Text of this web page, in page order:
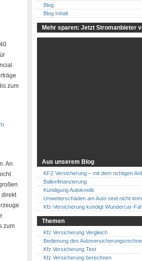
zum
An
direkt
zum
Blog
Blog Inhalt
Mehr sparen: Jetzt Stromanbieter
Aus unserem Blog
KFZ Versicherung – mit dem richtigen
Ballonfinanzierung
Kündigung Autokredit
Unwetterschäden am Auto sind nicht
Kfz-Versicherung kündigt Wundercar-
Themen
Kfz Versicherung Vergleich
Bedienung des
Kfz Versicherung Test
Kfz Versicherung berechnen